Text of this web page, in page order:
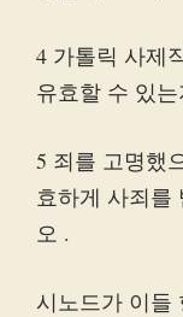
4 가톨릭 사제
유효할 수 있
5 죄를 고명했
효하게 사죄를
오 .
시노드가 이들